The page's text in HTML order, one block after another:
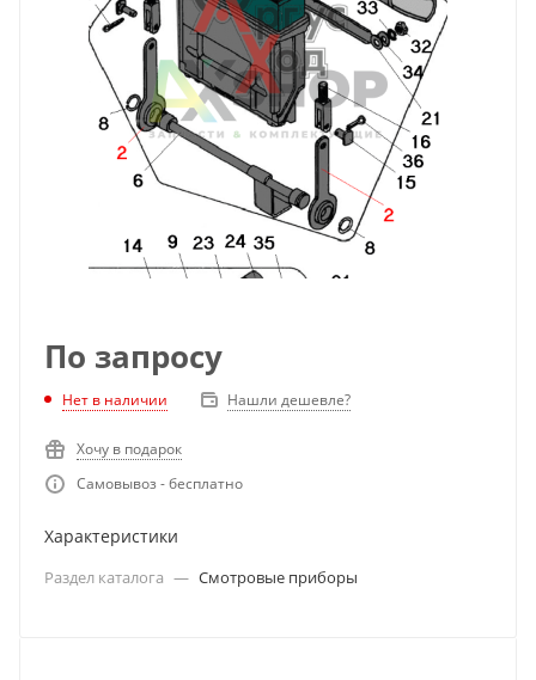
По запросу
Нет в наличии Нашли дешевле?
Хочу в подарок
Самовывоз - бесплатно
Характеристики
Раздел каталога — Смотровые приборы